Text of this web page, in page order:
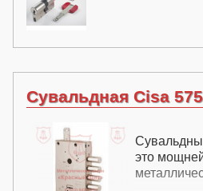
соотношением
Цилиндр Cisa
это